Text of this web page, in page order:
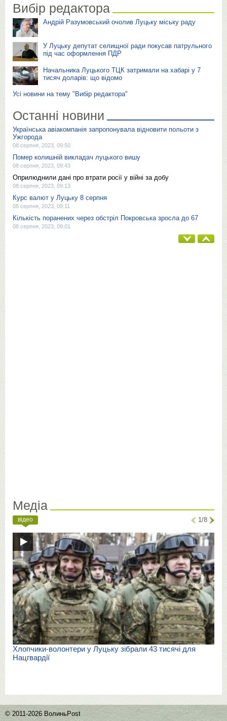
Вибір редактора
Андрій Разумовський очолив Луцьку міську раду
У Луцьку депутат селищної ради покусав патрульного
під час оформлення ПДР
Начальника Луцького ТЦК затримали на хабарі у 7
тисяч доларів: що відомо
Усі новини на тему "Вибір редактора"
Останні новини
Українська авіакомпанія запропонувала відновити польоти з
Ужгорода
08 серпня, 2023, 09:50
Помер колишній викладач луцького вишу
08 серпня, 2023, 09:43
Оприлюднили дані про втрати росії у війні за добу
08 серпня, 2023, 09:13
Курс валют у Луцьку 8 серпня
08 серпня, 2023, 09:11
Кількість поранених через обстріл Покровська зросла до 67
08 серпня, 2023, 09:01
Медіа
відео 1/8
Хлопчики-волонтери у Луцьку зібрали 43 тисячі для
Нацгвардії
© 2011-2026 ВолиньPost